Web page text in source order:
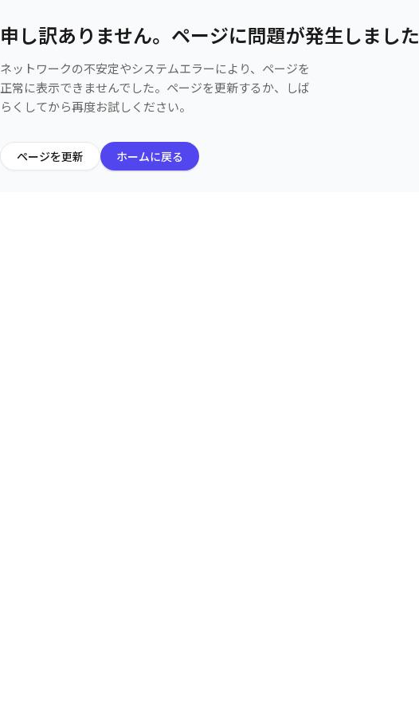
申し訳ありません。ページに問題が発生しました
ネットワークの不安定やシステムエラーにより、ページを
正常に表示できませんでした。ページを更新するか、しば
らくしてから再度お試しください。
ページを更新 ホームに戻る